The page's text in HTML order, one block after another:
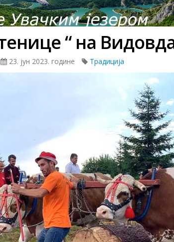
“ на
23. јун 2023. године Традиција